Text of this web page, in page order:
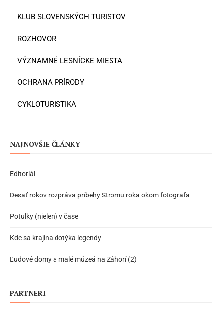
KLUB SLOVENSKÝCH TURISTOV
ROZHOVOR
VÝZNAMNÉ LESNÍCKE MIESTA
OCHRANA PRÍRODY
CYKLOTURISTIKA
NAJNOVŠIE ČLÁNKY
Editoriál
Desať rokov rozpráva príbehy Stromu roka okom fotografa
Potulky (nielen) v čase
Kde sa krajina dotýka legendy
Ľudové domy a malé múzeá na Záhorí (2)
PARTNERI